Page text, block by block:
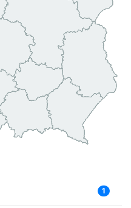
1